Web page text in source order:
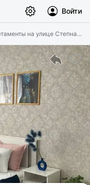
Войти
Апартаменты на улице Степная 3В